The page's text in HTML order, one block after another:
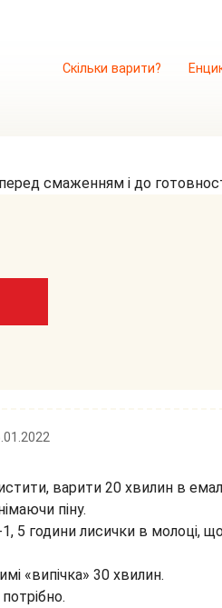
Скільки варити?
смаженням і до
варити 20 хвилин в
піну.
5 години лисички в молоці,
«випічка» 30 хвилин.